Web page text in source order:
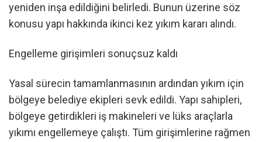
yeniden inşa edildiğini belirledi. Bunun üzerine söz
konusu yapı hakkında ikinci kez yıkım kararı alındı.
Engelleme girişimleri sonuçsuz kaldı
Yasal sürecin tamamlanmasının ardından yıkım için
bölgeye belediye ekipleri sevk edildi. Yapı sahipleri,
bölgeye getirdikleri iş makineleri ve lüks araçlarla
yıkımı engellemeye çalıştı. Tüm girişimlerine rağmen